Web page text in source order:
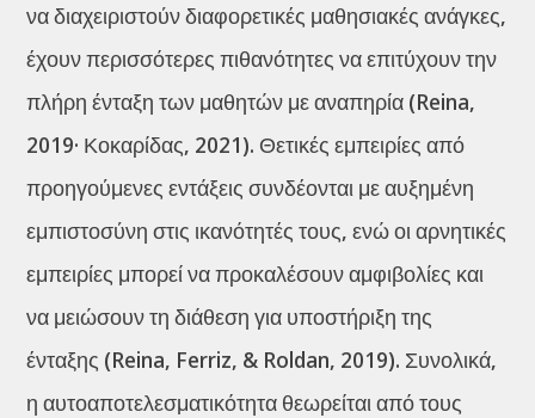
να διαχειριστούν διαφορετικές μαθησιακές ανάγκες,
έχουν περισσότερες πιθανότητες να επιτύχουν την
πλήρη ένταξη των μαθητών με αναπηρία (Reina,
2019· Κοκαρίδας, 2021). Θετικές εμπειρίες από
προηγούμενες εντάξεις συνδέονται με αυξημένη
εμπιστοσύνη στις ικανότητές τους, ενώ οι αρνητικές
εμπειρίες μπορεί να προκαλέσουν αμφιβολίες και
να μειώσουν τη διάθεση για υποστήριξη της
ένταξης (Reina, Ferriz, & Roldan, 2019). Συνολικά,
η αυτοαποτελεσματικότητα θεωρείται από τους